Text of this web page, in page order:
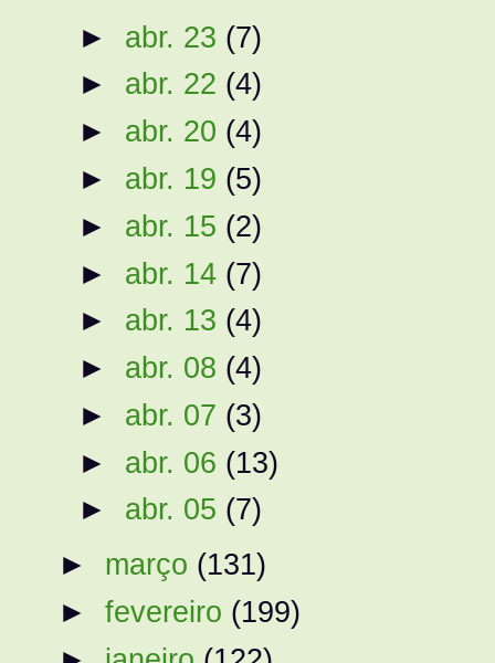
► abr. 23 (7)
► abr. 22 (4)
► abr. 20 (4)
► abr. 19 (5)
► abr. 15 (2)
► abr. 14 (7)
► abr. 13 (4)
► abr. 08 (4)
► abr. 07 (3)
► abr. 06 (13)
► abr. 05 (7)
► março (131)
►fevereiro (199)